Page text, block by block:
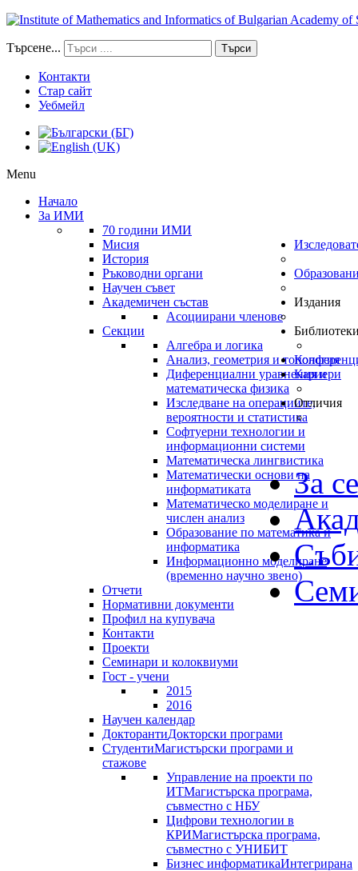
Търсене... Търси
Контакти
Стар сайт
Уебмейл
Menu
Начало
За ИМИ
70 години ИМИ
Мисия
История
Ръководни органи
Научен съвет
Академичен състав
Асоциирани членове
Секции
Алгебра и логика
Анализ, геометрия и топология
Диференциални уравнения и
математическа физика
Изследване на операциите,
вероятности и статистика
Софтуерни технологии и
информационни системи
Математическа лингвистика
Математически основи на
информатиката
Математическо моделиране и
числен анализ
Образование по математика и
информатика
Информационно моделиране
(временно научно звено)
Отчети
Нормативни документи
Профил на купувача
Контакти
Проекти
Семинари и колоквиуми
Гост - учени
2015
2016
Научен календар
ДокторантиДокторски програми
СтудентиМагистърски програми и
стажове
Управление на проекти по
ИТМагистърска програма,
съвместно с НБУ
Цифрови технологии в
КРИМагистърска програма,
съвместно с УНИБИТ
Бизнес информатикаИнтегрирана
Издания
Кариери
Отличия
За